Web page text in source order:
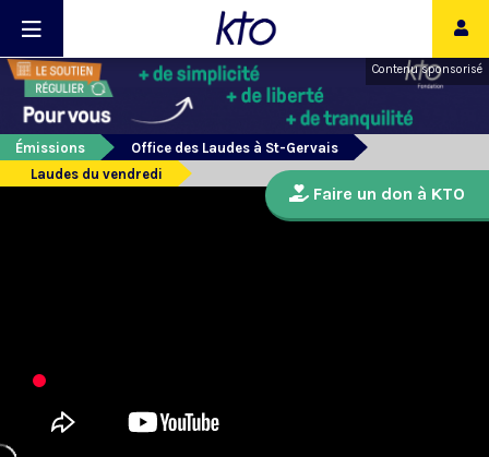
Contenu sponsorisé
Émissions
Office des Laudes à St-Gervais
Laudes du vendredi
Faire un don à KTO